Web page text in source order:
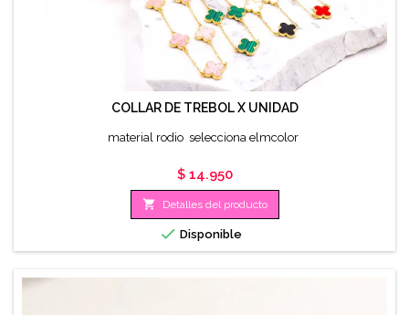
COLLAR DE TREBOL X UNIDAD
material rodio selecciona elmcolor
Precio
$ 14.950
 Detalles del producto
 Disponible